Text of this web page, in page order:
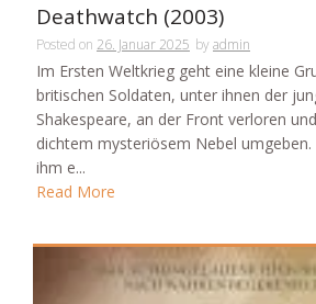
Deathwatch (2003)
Posted on 26. Januar 2025 byadmin
Im Ersten Weltkrieg geht eine kleine
britischen Soldaten, unter ihnen der
Shakespeare, an der Front verloren
dichtem mysteriösem Nebel umgeben.
ihm e...
Read More